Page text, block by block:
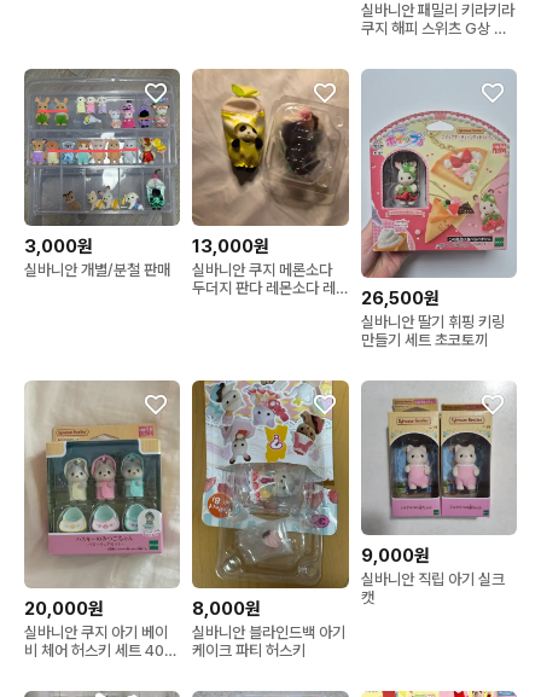
실바니안 패밀리 키라키라
쿠지 해피 스위츠 G상 프
3,000원
실바니안 개별/분철 판매
13,000원
실바니안 쿠지 메론소다
두더지 판다 레몬소다 레
26,500원
실바니안 딸기 휘핑 키링
만들기 세트 초코토끼
20,000원
실바니안 쿠지 아기 베이
비 체어 허스키 세트 40주
8,000원
실바니안 블라인드백 아기
케이크 파티 허스키
9,000원
실바니안 직립 아기 실크
캣